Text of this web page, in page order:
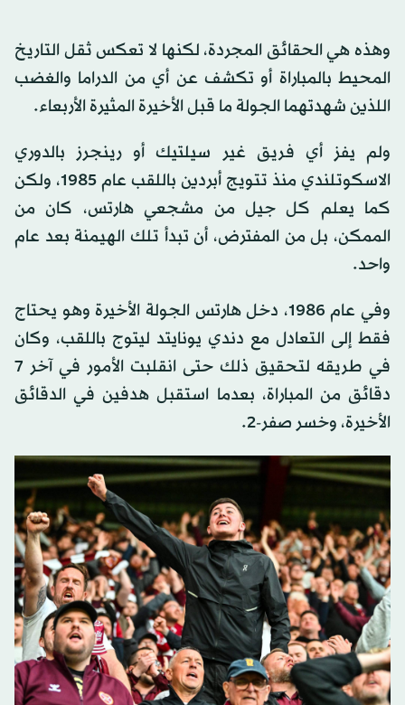
وهذه هي الحقائق المجردة، لكنها لا تعكس ثقل التاريخ
المحيط بالمباراة أو تكشف عن أي من الدراما والغضب
اللذين شهدتهما الجولة ما قبل الأخيرة المثيرة الأربعاء.
ولم يفز أي فريق غير سيلتيك أو رينجرز بالدوري
الاسكوتلندي منذ تتويج أبردين باللقب عام 1985، ولكن
كما يعلم كل جيل من مشجعي هارتس، كان من
الممكن، بل من المفترض، أن تبدأ تلك الهيمنة بعد عام
واحد.
وفي عام 1986، دخل هارتس الجولة الأخيرة وهو يحتاج
فقط إلى التعادل مع دندي يونايتد ليتوج باللقب، وكان
في طريقه لتحقيق ذلك حتى انقلبت الأمور في آخر 7
دقائق من المباراة، بعدما استقبل هدفين في الدقائق
الأخيرة، وخسر صفر-2.